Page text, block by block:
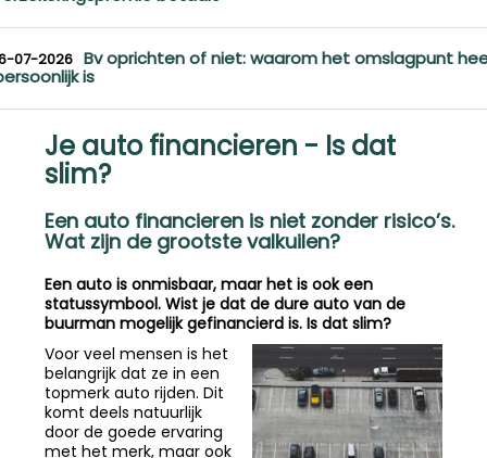
07-2026 Bv oprichten of niet: waarom het omslagpunt
is
Je auto financieren - Is dat
slim?
Een auto financieren is niet zonder risico’s.
Wat zijn de grootste valkuilen?
Een auto is onmisbaar, maar het is ook een
statussymbool. Wist je dat de dure auto van de
buurman mogelijk gefinancierd is. Is dat slim?
Voor veel mensen is het
belangrijk dat ze in een
topmerk auto rijden. Dit
komt deels natuurlijk
door de goede ervaring
met het merk, maar ook